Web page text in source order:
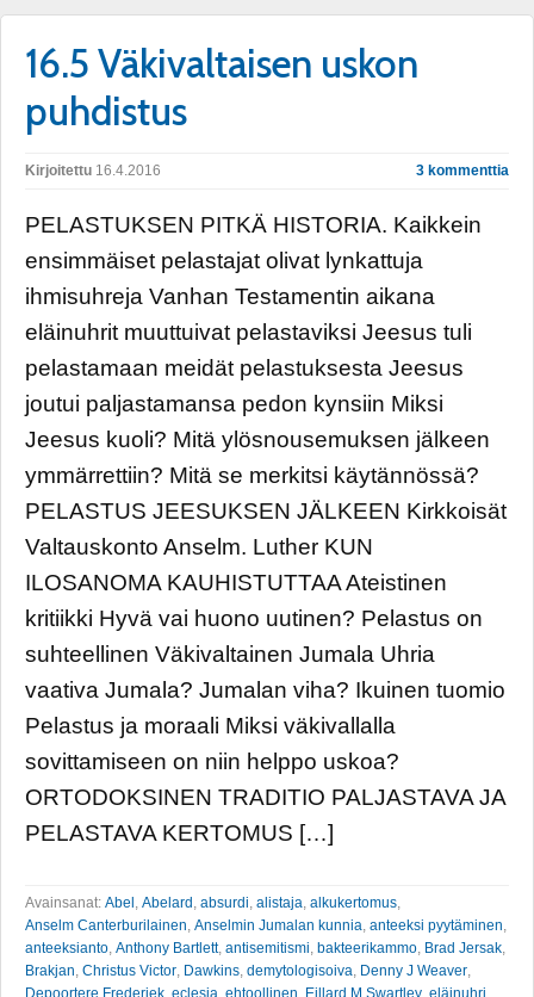
16.5 Väkivaltaisen uskon
puhdistus
Kirjoitettu 16.4.2016 3 kommenttia
PELASTUKSEN PITKÄ HISTORIA. Kaikkein
ensimmäiset pelastajat olivat lynkattuja
ihmisuhreja Vanhan Testamentin aikana
eläinuhrit muuttuivat pelastaviksi Jeesus tuli
pelastamaan meidät pelastuksesta Jeesus
joutui paljastamansa pedon kynsiin Miksi
Jeesus kuoli? Mitä ylösnousemuksen jälkeen
ymmärrettiin? Mitä se merkitsi käytännössä?
PELASTUS JEESUKSEN JÄLKEEN Kirkkoisät
Valtauskonto Anselm. Luther KUN
ILOSANOMA KAUHISTUTTAA Ateistinen
kritiikki Hyvä vai huono uutinen? Pelastus on
suhteellinen Väkivaltainen Jumala Uhria
vaativa Jumala? Jumalan viha? Ikuinen tuomio
Pelastus ja moraali Miksi väkivallalla
sovittamiseen on niin helppo uskoa?
ORTODOKSINEN TRADITIO PALJASTAVA JA
PELASTAVA KERTOMUS […]
Avainsanat: Abel , Abelard , absurdi, alistaja, alkukertomus,
Anselm Canterburilainen, Anselmin Jumalan kunnia, anteeksi pyytäminen,
anteeksianto, Anthony Bartlett, antisemitismi, bakteerikammo, Brad Jersak,
Brakjan, Christus Victor, Dawkins, demytologisoiva, Denny J Weaver,
Depoortere Frederiek eclesia ehtoollinen Eillard M Swartley eläinuhri